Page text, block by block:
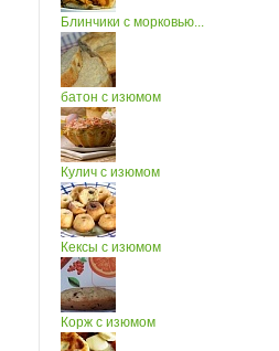
Блинчики с морковью...
батон с изюмом
Кулич с изюмом
Кексы с изюмом
Корж с изюмом